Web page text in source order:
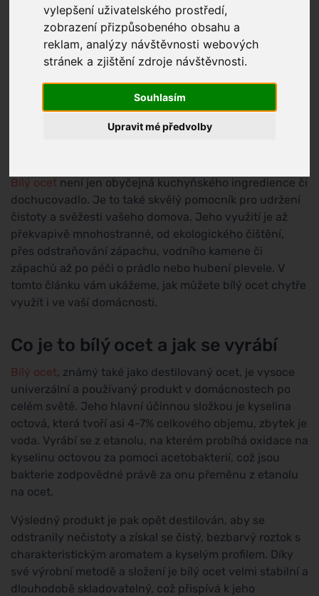
vylepšení uživatelského prostředí,
zobrazení přizpůsobeného obsahu a
reklam, analýzy návštěvnosti webových
stránek a zjištění zdroje návštěvnosti.
Souhlasím
Upravit mé předvolby
Bílý ocet není jen obyčejná kuchyňského ingredience či
dochucovadlo. Je to také skvělý pomocník pro udržení
čistoty a svěžesti vašeho domova. Jeho využití je až
překvapivě mnohostranné, od ekologického čištění,
přes odstraňování zápachu, vodního kamene či
zápachů až po péči o prádlo nebo hubení plevele. V
tomto článku vám ukážeme, jak můžete bílý ocet chytře
využít i ve vaší domácnosti.
Co je to bílý ocet a jak se vyrábí
Bílý ocet, známý také jako destilovaný ocet, je vysoce
univerzální a používaný produkt v domácnostech po
celém světě. Jeho hlavní účinnou složkou je kyselina
octová, která tvoří asi 4-7% celkového objemu, zbytek je
voda. Vyrábí se z etanolu, na kterém probíhá oxidace na
kyselinu octovou za pomoci acetobakterií, což jsou
bakterie zodpovědné právě za onu přeměnu z etanolu
na ocet.
Výsledný produkt je pak opět destilován, aby se
odstranily nečistoty a získal se čistý, bezbarvý roztok s
charakteristickým aromatem a kyselým profilem. Díky
své výrobní metodě a složení je bílý ocet velmi stabilní a
dlouhodobě skladovatelný, což přispívá k jeho